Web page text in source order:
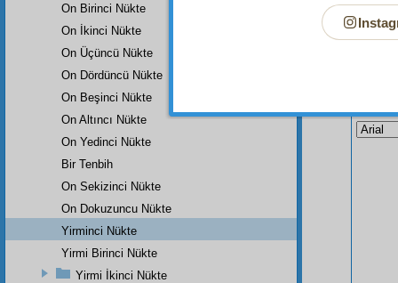
On Birinci Nükte
On İkinci Nükte
On Üçüncü Nükte
On Dördüncü Nükte
On Beşinci Nükte
On Altıncı Nükte
On Yedinci Nükte
Bir Tenbih
On Sekizinci Nükte
On Dokuzuncu Nükte
Yirminci Nükte
Yirmi Birinci Nükte
Yirmi İkinci Nükte